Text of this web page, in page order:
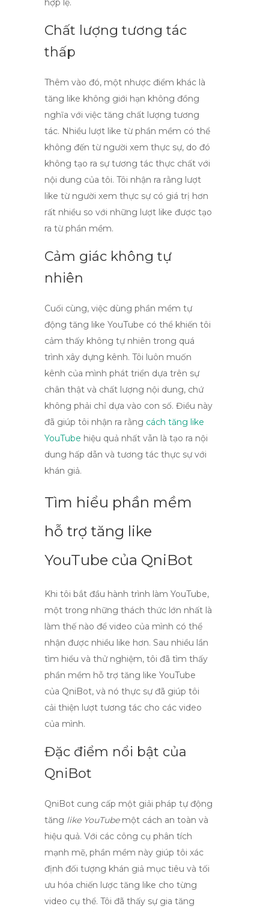
hợp lệ.
Chất lượng tương tác
thấp
Thêm vào đó, một nhược điểm khác là
tăng like không giới hạn không đồng
nghĩa với việc tăng chất lượng tương
tác. Nhiều lượt like từ phần mềm có thể
không đến từ người xem thực sự, do đó
không tạo ra sự tương tác thực chất với
nội dung của tôi. Tôi nhận ra rằng lượt
like từ người xem thực sự có giá trị hơn
rất nhiều so với những lượt like được tạo
ra từ phần mềm.
Cảm giác không tự
nhiên
Cuối cùng, việc dùng phần mềm tự
động tăng like YouTube có thể khiến tôi
cảm thấy không tự nhiên trong quá
trình xây dựng kênh. Tôi luôn muốn
kênh của mình phát triển dựa trên sự
chân thật và chất lượng nội dung, chứ
không phải chỉ dựa vào con số. Điều này
đã giúp tôi nhận ra rằng cách tăng like
YouTube hiệu quả nhất vẫn là tạo ra nội
dung hấp dẫn và tương tác thực sự với
khán giả.
Tìm hiểu phần mềm
hỗ trợ tăng like
YouTube của QniBot
Khi tôi bắt đầu hành trình làm YouTube,
một trong những thách thức lớn nhất là
làm thế nào để video của mình có thể
nhận được nhiều like hơn. Sau nhiều lần
tìm hiểu và thử nghiệm, tôi đã tìm thấy
phần mềm hỗ trợ tăng like YouTube
của QniBot, và nó thực sự đã giúp tôi
cải thiện lượt tương tác cho các video
của mình.
Đặc điểm nổi bật của
QniBot
QniBot cung cấp một giải pháp tự động
tăng like YouTubemột cách an toàn và
hiệu quả. Với các công cụ phân tích
mạnh mẽ, phần mềm này giúp tôi xác
định đối tượng khán giả mục tiêu và tối
ưu hóa chiến lược tăng like cho từng
video cụ thể. Tôi đã thấy sự gia tăng